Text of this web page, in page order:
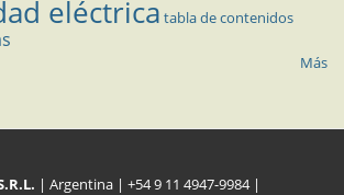
eléctrica tabla de contenidos
Más
| Argentina | +54 9 11 4947-9984 |